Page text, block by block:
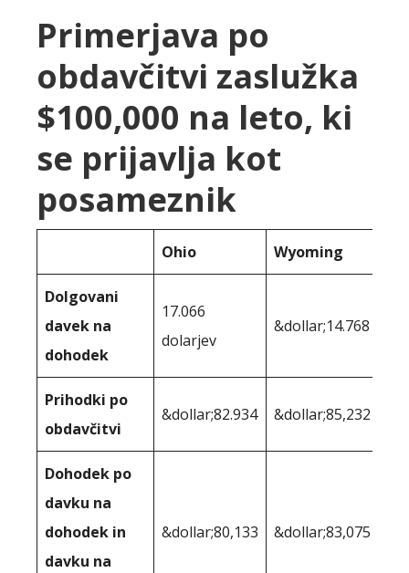
Primerjava po
obdavčitvi zaslužka
$100,000 na leto, ki
se prijavlja kot
posameznik
Ohio Wyoming
Dolgovani
davek na
dohodek
17.066
dolarjev
&dollar;14.768
Prihodki po
obdavčitvi
&dollar;82.934 &dollar;85,232
Dohodek po
davku na
dohodek in
davku na
&dollar;80,133 &dollar;83,075